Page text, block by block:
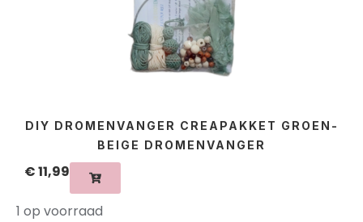
DIY DROMENVANGER CREAPAKKET GROEN-
BEIGE DROMENVANGER
€11,99
1 op voorraad